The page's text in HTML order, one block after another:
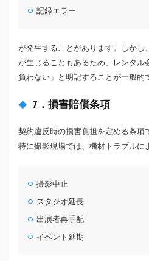
記録エラー
が発生することがあります。しかし
が生じることもあるため、レンタル
負わない」と明記することが一般的
7．損害賠償条項
契約違反時の損害負担を定める条項
特に撮影現場では、機材トラブルに
撮影中止
スタジオ延長
出演者再手配
イベント延期